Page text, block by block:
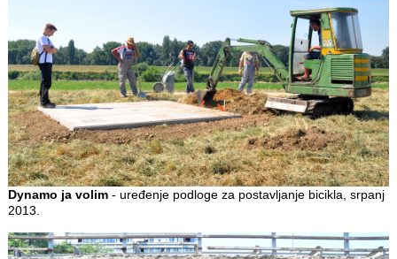
Dynamo ja volim- uređenje podloge za postavljanje bicikla, srpanj
2013.